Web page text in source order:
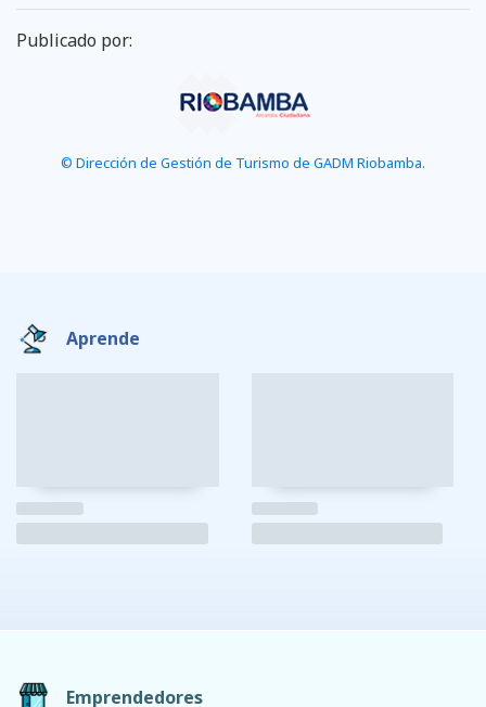
Publicado por:
© Dirección de Gestión de Turismo de GADM Riobamba.
Aprende
Emprendedores